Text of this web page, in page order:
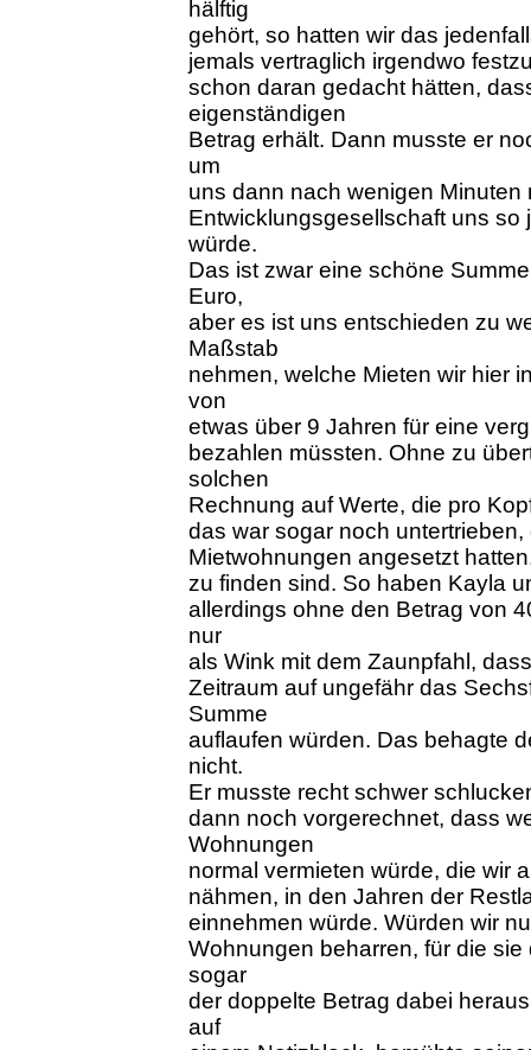
hälftig
gehört, so hatten wir das
jemals vertraglich irgendwo
schon daran gedacht hätten,
eigenständigen
Betrag erhält. Dann musste er
um
uns dann nach wenigen Minuten
Entwicklungsgesellschaft uns so
würde.
Das ist zwar eine schöne
Euro,
aber es ist uns entschieden zu
Maßstab
nehmen, welche Mieten wir hier
von
etwas über 9 Jahren für eine
bezahlen müssten. Ohne zu
solchen
Rechnung auf Werte, die pro
das war sogar noch
Mietwohnungen angesetzt
zu finden sind. So haben Kayla
allerdings ohne den Betrag von
nur
als Wink mit dem Zaunpfahl,
Zeitraum auf ungefähr das
Summe
auflaufen würden. Das behagte
nicht.
Er musste recht schwer
dann noch vorgerechnet, dass
Wohnungen
normal vermieten würde, die wir
nähmen, in den Jahren der
einnehmen würde. Würden wir
Wohnungen beharren, für die
sogar
der doppelte Betrag dabei
auf